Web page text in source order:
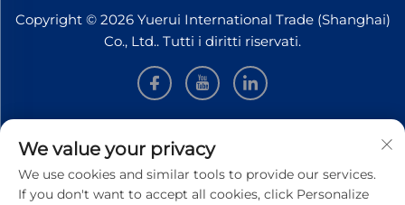
Copyright © 2026 Yuerui International Trade (Shanghai)
Co., Ltd.. Tutti i diritti riservati.
INFORMAZIONI
Iscriviti per ricevere la nostra newsletter settimanale
We value your privacy
We use cookies and similar tools to provide our services.
If you don't want to accept all cookies, click Personalize